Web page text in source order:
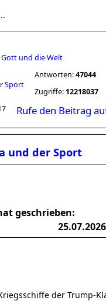
Gott und die Welt
Sport
Antworten:47044
Zugriffe: 12218037
Rufe den Beitrag
und der Sport
geschrieben:
der Trump-